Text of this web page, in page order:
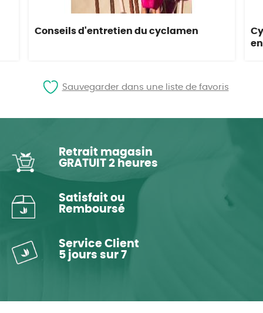
Sauvegarder dans une liste de favoris
Conseils d'entretien du cyclamen
Retrait magasin
GRATUIT 2 heures
Satisfait ou
Remboursé
Service Client
5 jours sur 7